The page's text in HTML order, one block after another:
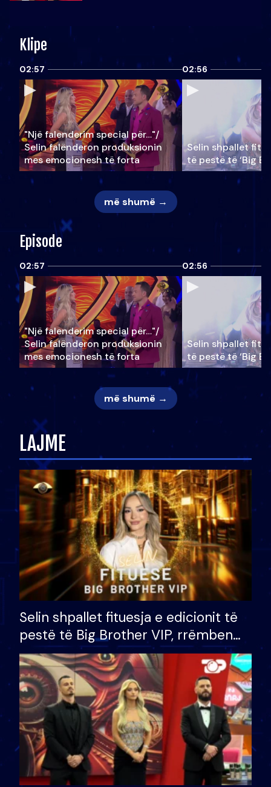
Klipe
02:57
"Një falenderim special për…"/
Selin falënderon produksionin
mes emocionesh të forta
02:56
Selin shpallet
të pestë të ‘Big
më shumë →
Episode
02:57
"Një falenderim special për…"/
Selin falënderon produksionin
mes emocionesh të forta
02:56
Selin shpallet
të pestë të ‘Big
më shumë →
LAJME
Selin shpallet fituesja e edicionit të
pestë të Big Brother VIP, rrëmben
çmimin e madh prej 100 mijë eurosh